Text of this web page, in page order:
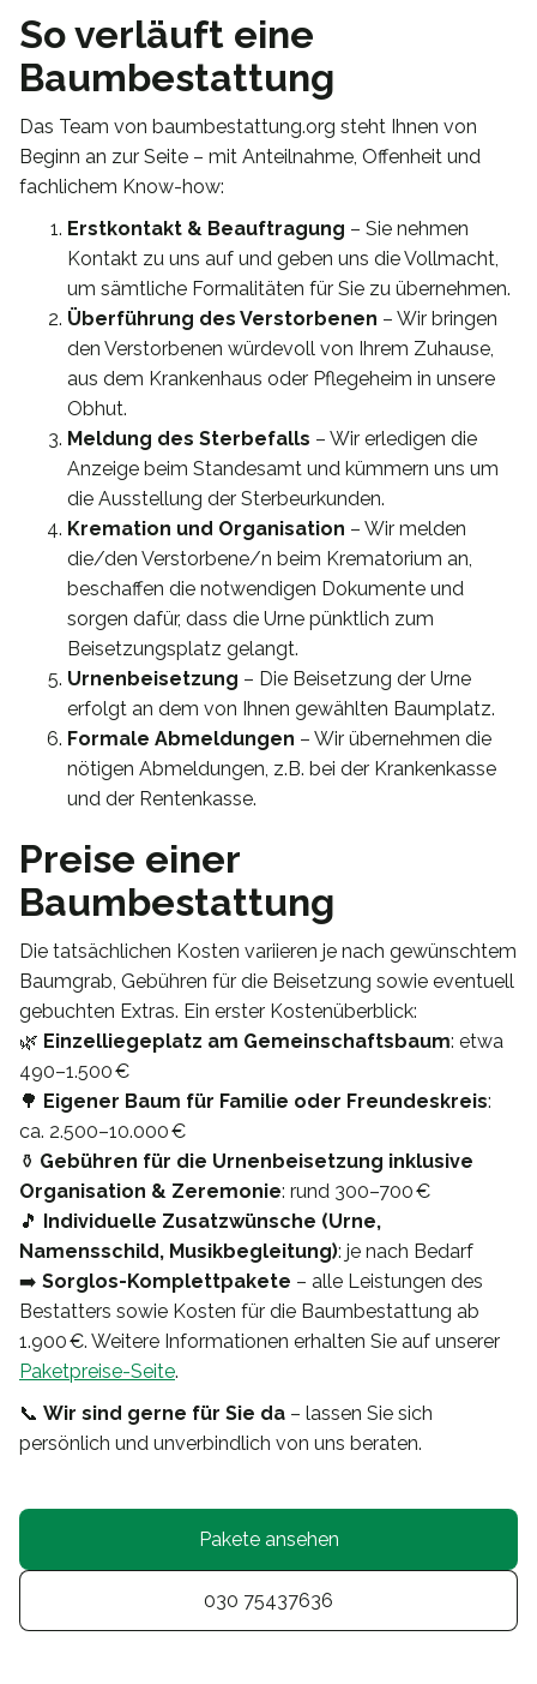
So verläuft eine
Baumbestattung
Das Team von baumbestattung.org steht Ihnen von
Beginn an zur Seite – mit Anteilnahme, Offenheit und
fachlichem Know-how:
Erstkontakt & Beauftragung – Sie nehmen
Kontakt zu uns auf und geben uns die Vollmacht,
um sämtliche Formalitäten für Sie zu übernehmen.
Überführung des Verstorbenen – Wir bringen
den Verstorbenen würdevoll von Ihrem Zuhause,
aus dem Krankenhaus oder Pflegeheim in unsere
Obhut.
Meldung des Sterbefalls – Wir erledigen die
Anzeige beim Standesamt und kümmern uns um
die Ausstellung der Sterbeurkunden.
Kremation und Organisation – Wir melden
die/den Verstorbene/n beim Krematorium an,
beschaffen die notwendigen Dokumente und
sorgen dafür, dass die Urne pünktlich zum
Beisetzungsplatz gelangt.
Urnenbeisetzung – Die Beisetzung der Urne
erfolgt an dem von Ihnen gewählten Baumplatz.
Formale Abmeldungen – Wir übernehmen die
nötigen Abmeldungen, z.B. bei der Krankenkasse
und der Rentenkasse.
Preise einer
Baumbestattung
Die tatsächlichen Kosten variieren je nach gewünschtem
Baumgrab, Gebühren für die Beisetzung sowie eventuell
gebuchten Extras. Ein erster Kostenüberblick:
🌿 Einzelliegeplatz am Gemeinschaftsbaum: etwa
490–1.500 €
🌳 Eigener Baum für Familie oder Freundeskreis:
ca. 2.500–10.000 €
⚱️ Gebühren für die Urnenbeisetzung inklusive
Organisation & Zeremonie: rund 300–700 €
🎵 Individuelle Zusatzwünsche (Urne,
Namensschild, Musikbegleitung): je nach Bedarf
➡️ Sorglos-Komplettpakete – alle Leistungen des
Bestatters sowie Kosten für die Baumbestattung ab
1.900 €. Weitere Informationen erhalten Sie auf unserer
Paketpreise-Seite.
📞 Wir sind gerne für Sie da – lassen Sie sich
persönlich und unverbindlich von uns beraten.
Pakete ansehen
030 75437636